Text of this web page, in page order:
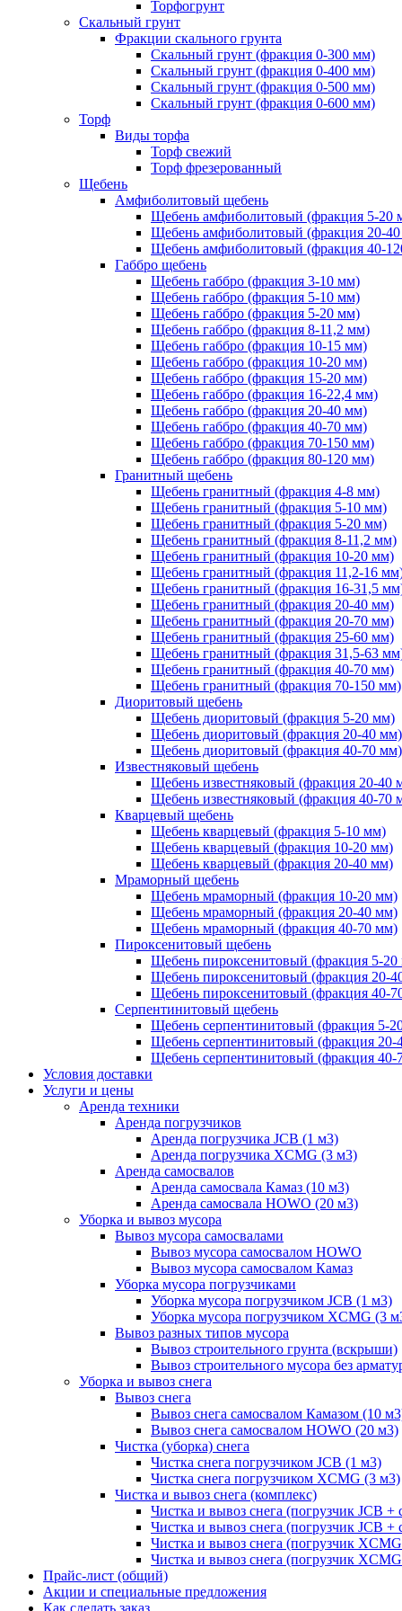
Торфогрунт
Скальный грунт
Фракции скального грунта
Скальный грунт (фракция 0-300 мм)
Скальный грунт (фракция 0-400 мм)
Скальный грунт (фракция 0-500 мм)
Скальный грунт (фракция 0-600 мм)
Торф
Виды торфа
Торф свежий
Торф фрезерованный
Щебень
Амфиболитовый щебень
Щебень амфиболитовый (фракция 5-20
Щебень амфиболитовый (фракция 20-
Щебень амфиболитовый (фракция 40-
Габбро щебень
Щебень габбро (фракция 3-10 мм)
Щебень габбро (фракция 5-10 мм)
Щебень габбро (фракция 5-20 мм)
Щебень габбро (фракция 8-11,2 мм)
Щебень габбро (фракция 10-15 мм)
Щебень габбро (фракция 10-20 мм)
Щебень габбро (фракция 15-20 мм)
Щебень габбро (фракция 16-22,4 мм)
Щебень габбро (фракция 20-40 мм)
Щебень габбро (фракция 40-70 мм)
Щебень габбро (фракция 70-150 мм)
Щебень габбро (фракция 80-120 мм)
Гранитный щебень
Щебень гранитный (фракция 4-8 мм)
Щебень гранитный (фракция 5-10 мм)
Щебень гранитный (фракция 5-20 мм)
Щебень гранитный (фракция 8-11,2 мм)
Щебень гранитный (фракция 10-20 мм)
Щебень гранитный (фракция 11,2-16
Щебень гранитный (фракция 16-31,5
Щебень гранитный (фракция 20-40 мм)
Щебень гранитный (фракция 20-70 мм)
Щебень гранитный (фракция 25-60 мм)
Щебень гранитный (фракция 31,5-63
Щебень гранитный (фракция 40-70 мм)
Щебень гранитный (фракция 70-150 мм)
Диоритовый щебень
Щебень диоритовый (фракция 5-20 мм)
Щебень диоритовый (фракция 20-40 мм)
Щебень диоритовый (фракция 40-70 мм)
Известняковый щебень
Щебень известняковый (фракция 20-40
Щебень известняковый (фракция 40-70
Кварцевый щебень
Щебень кварцевый (фракция 5-10 мм)
Щебень кварцевый (фракция 10-20 мм)
Щебень кварцевый (фракция 20-40 мм)
Мраморный щебень
Щебень мраморный (фракция 10-20 мм)
Щебень мраморный (фракция 20-40 мм)
Щебень мраморный (фракция 40-70 мм)
Пироксенитовый щебень
Щебень пироксенитовый (фракция 5-
Щебень пироксенитовый (фракция 20-
Щебень пироксенитовый (фракция 40-
Серпентинитовый щебень
Щебень серпентинитовый (фракция 5-
Щебень серпентинитовый (фракция 20-
Щебень серпентинитовый (фракция 40-
Условия доставки
Услуги и цены
Аренда техники
Аренда погрузчиков
Аренда погрузчика JCB (1 м3)
Аренда погрузчика XCMG (3 м3)
Аренда самосвалов
Аренда самосвала Камаз (10 м3)
Аренда самосвала HOWO (20 м3)
Уборка и вывоз мусора
Вывоз мусора самосвалами
Вывоз мусора самосвалом HOWO
Вывоз мусора самосвалом Камаз
Уборка мусора погрузчиками
Уборка мусора погрузчиком JCB (1 м3)
Уборка мусора погрузчиком XCMG (3
Вывоз разных типов мусора
Вывоз строительного грунта (вскрыши)
Вывоз строительного мусора без
Уборка и вывоз снега
Вывоз снега
Вывоз снега самосвалом Камазом (10
Вывоз снега самосвалом HOWO (20 м3)
Чистка (уборка) снега
Чистка снега погрузчиком JCB (1 м3)
Чистка снега погрузчиком XCMG (3 м3)
Чистка и вывоз снега (комплекс)
Чистка и вывоз снега (погрузчик JCB +
Чистка и вывоз снега (погрузчик JCB +
Чистка и вывоз снега (погрузчик
Чистка и вывоз снега (погрузчик
Прайс-лист (общий)
Акции и специальные предложения
Как сделать заказ